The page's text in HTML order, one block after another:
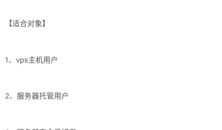
【适合对象】
1、vps主机用户
2、服务器托管用户